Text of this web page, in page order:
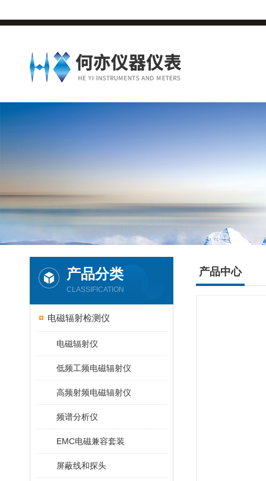
产品分类
CLASSIFICATION
电磁辐射检测仪
电磁辐射仪
低频工频电磁辐射仪
高频射频电磁辐射仪
频谱分析仪
EMC电磁兼容套装
屏蔽线和探头
产品中心